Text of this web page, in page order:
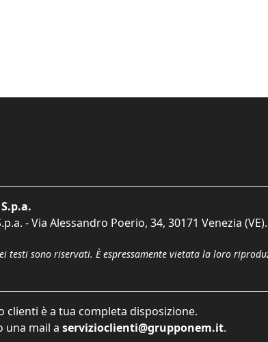
- Via Alessandro Poerio, 34, 30171 Venezia (VE).
testi sono riservati. È espressamente vietata la loro
clienti è a tua completa disposizione.
una mail a servizioclienti@grupponem.it.